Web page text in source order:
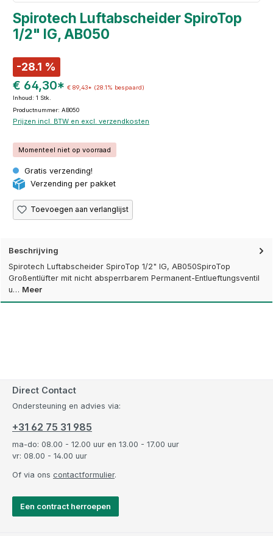
Spirotech Luftabscheider SpiroTop
1/2" IG, AB050
-28.1 %
€ 64,30* € 89,43* (28.1% bespaard)
Inhoud: 1 Stk.
Productnummer: AB050
Prijzen incl. BTW en excl. verzendkosten
Momenteel niet op voorraad
Gratis verzending!
Verzending per pakket
Toevoegen aan verlanglijst
Beschrijving
Spirotech Luftabscheider SpiroTop 1/2" IG, AB050SpiroTop
Großentlüfter mit nicht absperrbarem Permanent-Entlueftungsventil
u… Meer
Direct Contact
Ondersteuning en advies via:
+31 62 75 31 985
ma-do: 08.00 - 12.00 uur en 13.00 - 17.00 uur
vr: 08.00 - 14.00 uur
Of via ons contactformulier.
Een contract herroepen